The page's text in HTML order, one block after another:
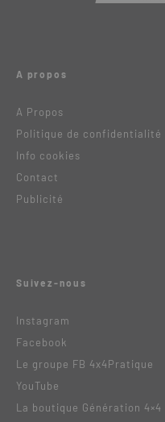
A propos
A Propos
Politique de confidentialité
Info cookies
Contact
Publicité
Suivez-nous
Instagram
Facebook
Le groupe FB 4x4Pratique
YouTube
La boutique Génération 4×4